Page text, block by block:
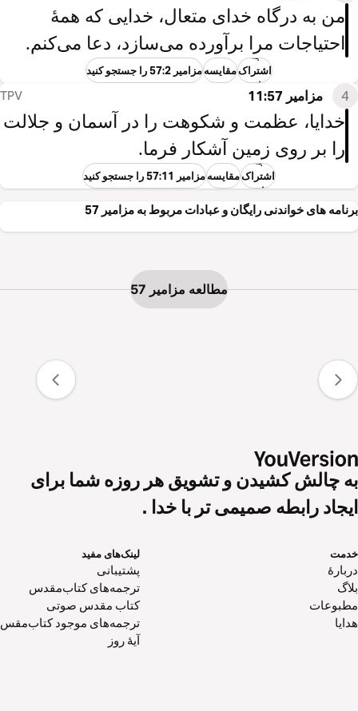
من به درگاه خدای متعال، خدایی که همهٔ
احتیاجات مرا برآورده می‌سازد، دعا می‌کنم.
به
اشتراک
گذاشتن
مقایسهمزامیر 57:2 را جستجو کنید
4 مزامیر 11:57 TPV
خدایا، عظمت و شکوهت را در آسمان و جلالت
را بر روی زمین آشکار فرما.
به
اشتراک
گذاشتن
مقایسهمزامیر 57:11 را جستجو کنید
برنامه های خواندنی رایگان و عبادات مربوط به مزامیر 57
مطالعه مزامیر 57
به چالش کشیدن و تشویق هر روزه شما برای
ایجاد رابطه صمیمی تر با خدا .
خدمت
دربارهٔ
بلاگ
مطبوعات
هدایا
لینک‌های مفید
پشتیبانی
ترجمه‌های کتاب‌مقدس
کتاب‌ مقدس صوتی
ترجمه‌های موجود کتاب‌مقس
آیۀ روز